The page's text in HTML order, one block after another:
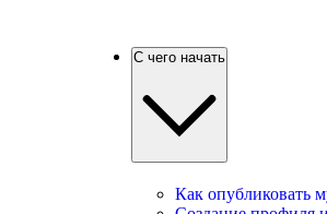
С чего начать
Как опубликовать